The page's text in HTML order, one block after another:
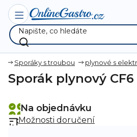
Přejít
obsah
Sporáky s troubou plynové s
Sporák plynový CF6
Na objednávku
Možnosti doručení